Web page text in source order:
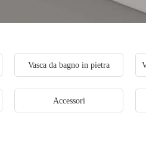
Vasca da bagno in pietra
Accessori